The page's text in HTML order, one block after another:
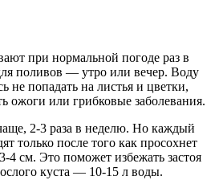
при нормальной погоде раз в
поливов — утро или вечер. Воду
не попадать на листья и цветки,
ожоги или грибковые заболевания.
2-3 раза в неделю. Но каждый
только после того как просохнет
см. Это поможет избежать застоя
куста — 10-15 л воды.